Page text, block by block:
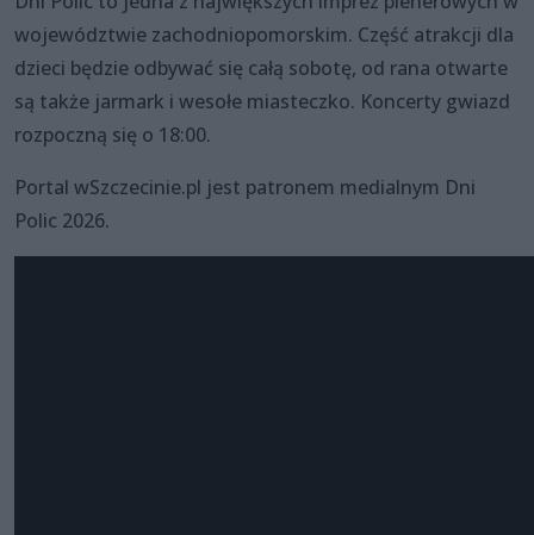
województwie zachodniopomorskim. Część atrakcji dla
dzieci będzie odbywać się całą sobotę, od rana otwarte
są także jarmark i wesołe miasteczko. Koncerty gwiazd
rozpoczną się o 18:00.
Portal wSzczecinie.pl jest patronem medialnym Dni
Polic 2026.